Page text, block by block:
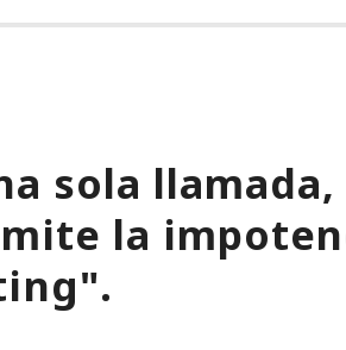
sola
la